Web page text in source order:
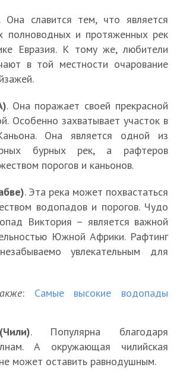
. Она славится тем, что является
полноводных и протяженных рек
Евразия. К тому же, любители
в той местности очарование
. Она поражает своей прекрасной
Особенно захватывает участок в
Она является одной из
бурных рек, а рафтеров
порогов и каньонов.
. Эта река может похвастаться
водопадов и порогов. Чудо
Виктория – является важной
Южной Африки. Рафтинг
увлекательным для
: Самые высокие водопады
. Популярна благодаря
А окружающая чилийская
может оставить равнодушным.